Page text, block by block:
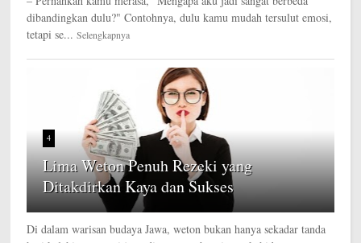
dibandingkan dulu?" Contohnya, dulu kamu mudah tersulut emosi,
tetapi se... Selengkapnya
4
Lima Weton Penuh Rezeki yang
Ditakdirkan Kaya dan Sukses
Di dalam warisan budaya Jawa, weton bukan hanya sekadar tanda